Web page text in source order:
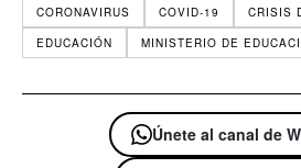
CORONAVIRUS COVID-19
CRISIS
EDUCACIÓN
MINISTERIO DE
Únete al canal de